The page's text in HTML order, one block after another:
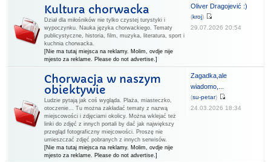
Kultura chorwacka
Dział dla miłośników nie tylko czystej turystyki i
wypoczynku. Nauka języka chorwackiego. Tematy
publicystyczne, historia, film, muzyka, literatura, sport i
kuchnia chorwacka.
[Nie ma tutaj miejsca na reklamy. Molim, ovdje nije
mjesto za reklame. Please do not advertise.]
Oliver Dragojević :)
(kroj)
29.07.2026 20:54
Chorwacja w naszym
obiektywie
Ludzie pytają jak coś wygląda. Plaża, miasteczko,
otoczenie... Tu można zakładać tematy z nazwą
miejscowości i zdjęciami okolicy. Można wklejać też
linki do zdjęć z innych portali by dać jak największy
przegląd fotograficzny miejcowości. Proszę nie
umieszczać zdjęć pobranych z innych serwisów.
[Nie ma tutaj miejsca na reklamy. Molim, ovdje nije
mjesto za reklame. Please do not advertise.]
Zagadka,ale
wiadomo,...
(su-petar)
24.03.2026 18:34